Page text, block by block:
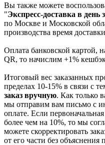
Вы также можете
"Экспресс-доставка в день
по Москве и Московской
производства время
Оплата банковской картой,
QR, то начислим +1%
Итоговый вес заказанных
пределах 10-15% в связи с
заказ вручную. Как только
мы отправим вам письмо с
оплате. Если
более чем на 10%, то мы
можете скорректировать
от его части без объяснения